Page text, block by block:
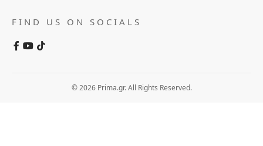
FIND US ON SOCIALS
© 2026 Prima.gr. All Rights Reserved.